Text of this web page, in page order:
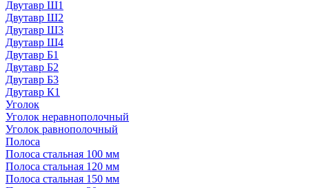
Двутавр Ш1
Двутавр Ш2
Двутавр Ш3
Двутавр Ш4
Двутавр Б1
Двутавр Б2
Двутавр Б3
Двутавр К1
Уголок
Уголок неравнополочный
Уголок равнополочный
Полоса
Полоса стальная 100 мм
Полоса стальная 120 мм
Полоса стальная 150 мм